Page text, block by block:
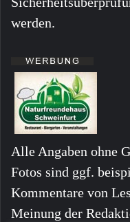
werden.
Alle Angaben ohne
Fotos sind ggf.
Kommentare von
Meinung der